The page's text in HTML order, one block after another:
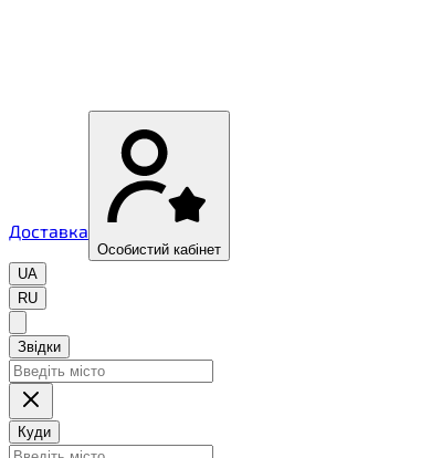
Доставка
Особистий кабінет
UA
RU
Звідки
Куди